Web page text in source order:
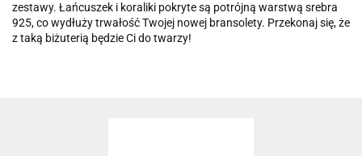
zestawy. Łańcuszek i koraliki pokryte są potrójną warstwą srebra
925, co wydłuży trwałość Twojej nowej bransolety. Przekonaj się, że
z taką biżuterią będzie Ci do twarzy!